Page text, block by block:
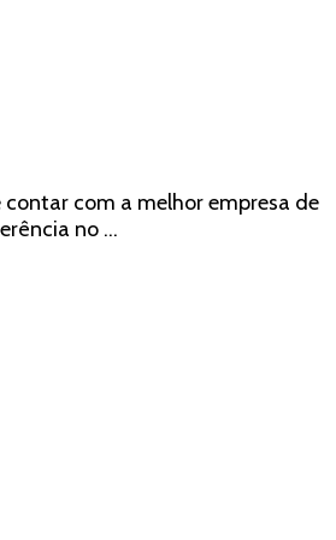
com a melhor empresa de
no …